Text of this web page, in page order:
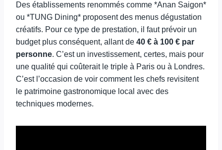
Des établissements renommés comme *Anan Saigon*
ou *TUNG Dining* proposent des menus dégustation
créatifs. Pour ce type de prestation, il faut prévoir un
budget plus conséquent, allant de 40 € à 100 € par
personne. C’est un investissement, certes, mais pour
une qualité qui coûterait le triple à Paris ou à Londres.
C’est l’occasion de voir comment les chefs revisitent
le patrimoine gastronomique local avec des
techniques modernes.